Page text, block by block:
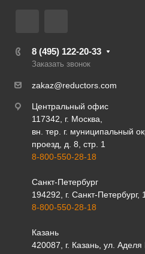
8 (495) 122-20-33
Заказать звонок
zakaz@reductors.com
Центральный офис
117342, г. Москва,
вн. тер. г. муниципальный
проезд, д. 8, стр. 1
8-800-550-28-18
Санкт-Петербург
194292, г. Санкт-
8-800-550-28-18
Казань
420087, г. Казань, ул. Аделя